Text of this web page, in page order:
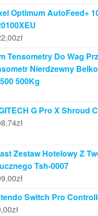
Optimum AutoFeed+
zł
Tensometry Do Wag
Nierdzewny
500Kg
G Pro X Shroud
zł
Zestaw Hotelowy Z
Tsh-0007
zł
Switch Pro
zł